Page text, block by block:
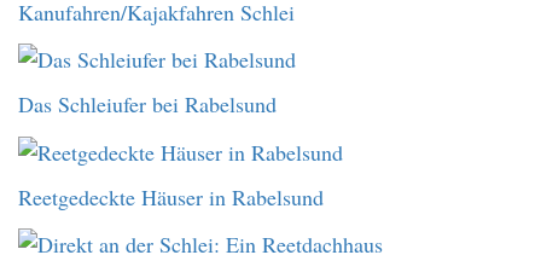
Kanufahren/Kajakfahren Schlei
Das Schleiufer bei Rabelsund
Reetgedeckte Häuser in Rabelsund